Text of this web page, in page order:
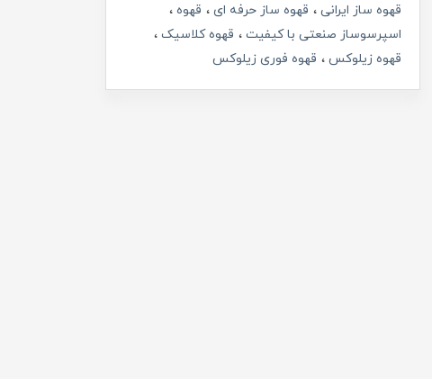
قهوه ساز ایرانی
قهوه ساز حرفه ای
قهوه
اسپرسوساز صنعتی با کیفیت
قهوه کلاسیک
قهوه زیلوکس
قهوه فوری زیلوکس